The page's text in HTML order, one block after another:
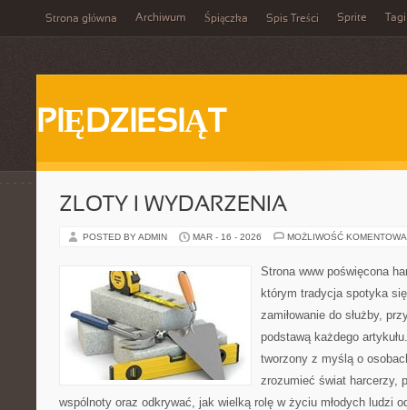
Strona główna Archiwum Śpiączka Spis Treści Sprite Tagi
PIĘDZIESIĄT
ZLOTY I WYDARZENIA
POSTED BY ADMIN MAR - 16 - 2026 MOŻLIWOŚĆ
Strona www poświęcona
którym tradycja spotyka
zamiłowanie do służby,
podstawą każdego
tworzony z myślą o
zrozumieć świat harcerzy,
wspólnoty oraz odkrywać, jak wielką rolę w życiu młodych ludzi